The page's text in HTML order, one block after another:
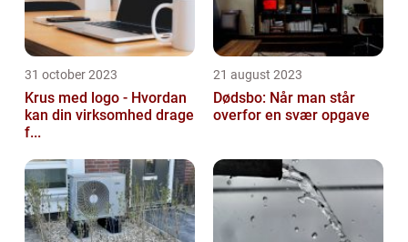
31 october 2023
Krus med logo - Hvordan
kan din virksomhed drage
f...
21 august 2023
Dødsbo: Når man står
overfor en svær opgave